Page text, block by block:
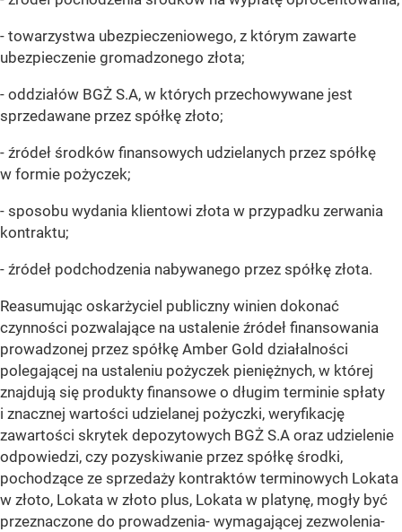
- towarzystwa ubezpieczeniowego, z którym zawarte
ubezpieczenie gromadzonego złota;
- oddziałów BGŻ S.A, w których przechowywane jest
sprzedawane przez spółkę złoto;
- źródeł środków finansowych udzielanych przez spółkę
w formie pożyczek;
- sposobu wydania klientowi złota w przypadku zerwania
kontraktu;
- źródeł podchodzenia nabywanego przez spółkę złota.
Reasumując oskarżyciel publiczny winien dokonać
czynności pozwalające na ustalenie źródeł finansowania
prowadzonej przez spółkę Amber Gold działalności
polegającej na ustaleniu pożyczek pieniężnych, w której
znajdują się produkty finansowe o długim terminie spłaty
i znacznej wartości udzielanej pożyczki, weryfikację
zawartości skrytek depozytowych BGŻ S.A oraz udzielenie
odpowiedzi, czy pozyskiwanie przez spółkę środki,
pochodzące ze sprzedaży kontraktów terminowych Lokata
w złoto, Lokata w złoto plus, Lokata w platynę, mogły być
przeznaczone do prowadzenia- wymagającej zezwolenia-